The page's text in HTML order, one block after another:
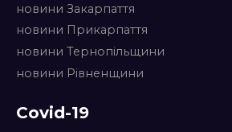
новини Закарпаття
новини Прикарпаття
новини Тернопільщини
новини Рівненщини
Covid-19